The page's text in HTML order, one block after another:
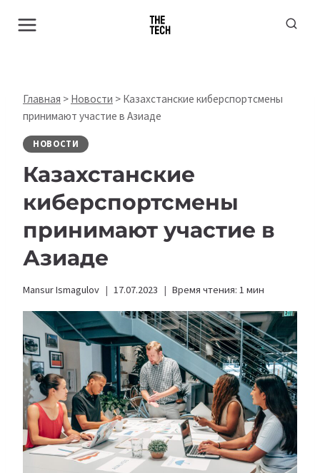
Главная > Новости > Казахстанские киберспортсмены
принимают участие в Азиаде
НОВОСТИ
Казахстанские
киберспортсмены
принимают участие в
Азиаде
Mansur Ismagulov 17.07.2023 Время чтения: 1 мин